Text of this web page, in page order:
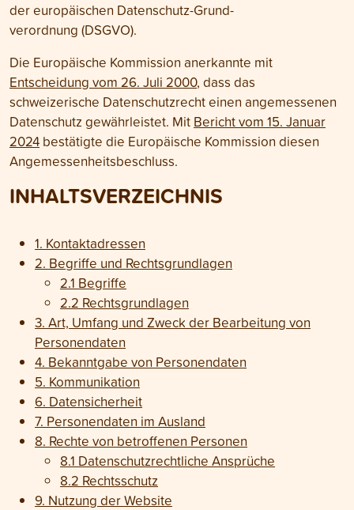
der euro­päischen Daten­schutz-Grund­
verordnung (DSGVO).
Die Europäische Kommission anerkannte mit
Entscheidung vom 26. Juli 2000, dass das
schweizerische Daten­schutz­recht einen angemessenen
Daten­schutz gewähr­leistet. Mit Bericht vom 15. Januar
2024 bestätigte die Euro­päische Kommission diesen
Angemessen­heits­beschluss.
INHALTS­VERZEICHNIS
1. Kontakt­adressen
2. Begriffe und Rechts­grundlagen
2.1 Begriffe
2.2 Rechts­grundlagen
3. Art, Umfang und Zweck der Bearbeitung von
Personen­daten
4. Bekanntgabe von Personen­daten
5. Kommunikation
6. Daten­sicherheit
7. Personen­daten im Ausland
8. Rechte von betroffenen Personen
8.1 Daten­schutz­rechtliche Ansprüche
8.2 Rechtsschutz
9. Nutzung der Website